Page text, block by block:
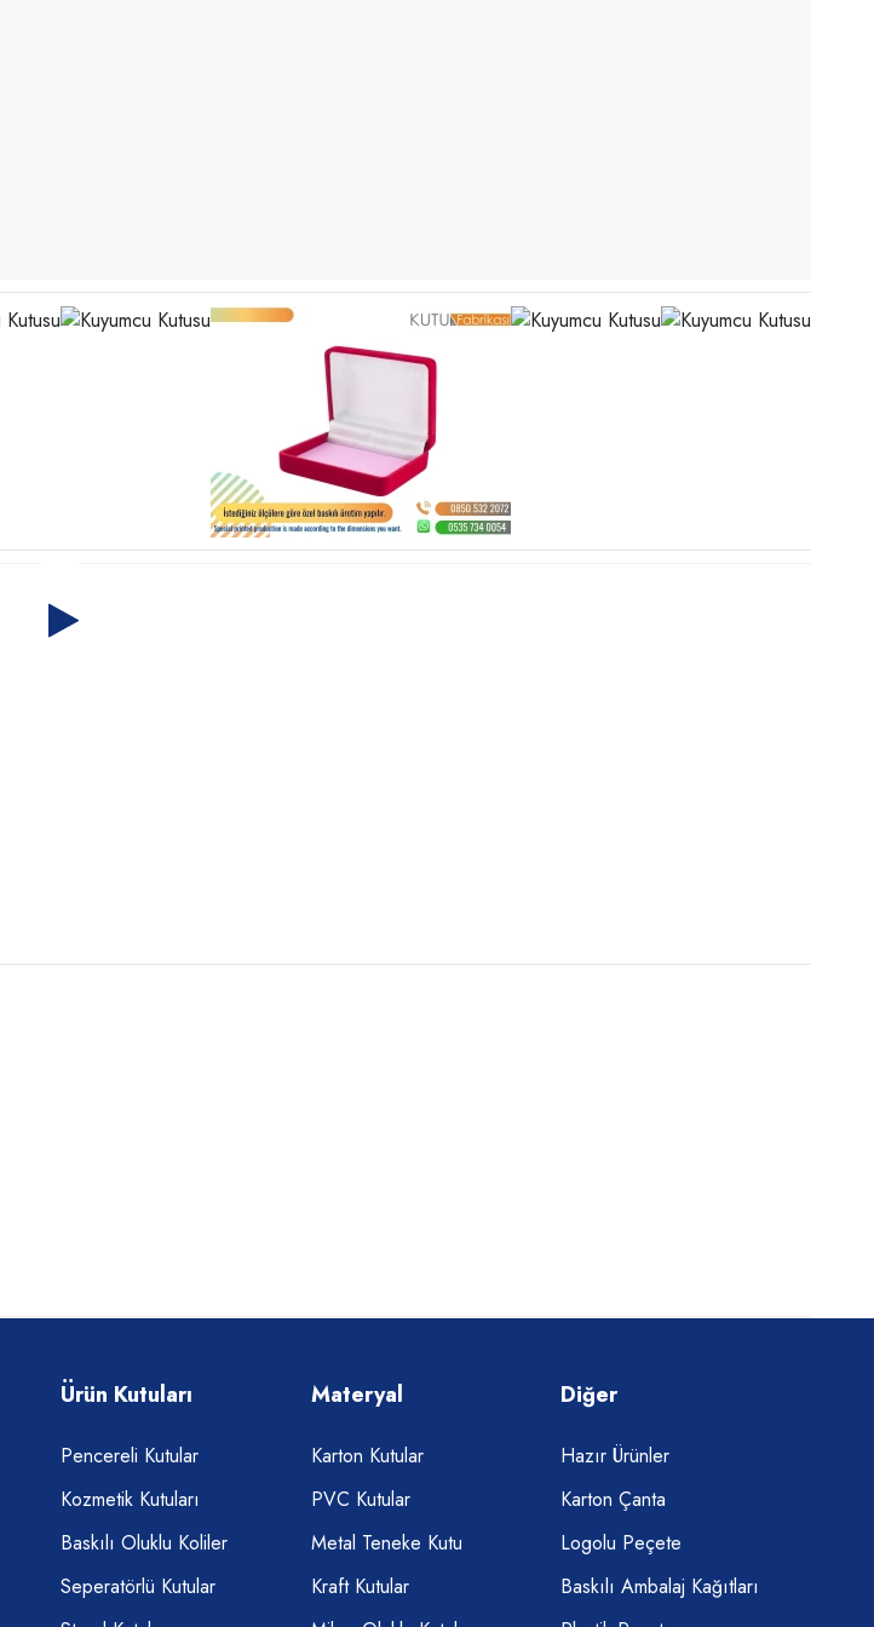
Ürün Kutuları
Pencereli Kutular
Kozmetik Kutuları
Baskılı Oluklu Koliler
Seperatörlü Kutular
Materyal
Karton Kutular
PVC Kutular
Metal Teneke Kutu
Kraft Kutular
Diğer
Hazır Ürünler
Karton Çanta
Logolu Peçete
Baskılı Ambalaj Kağıtları